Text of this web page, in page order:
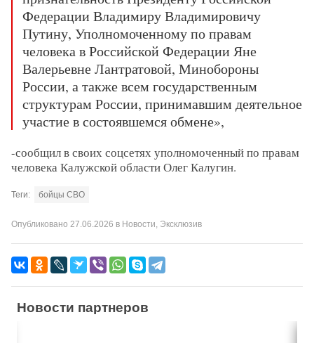
Федерации Владимиру Владимировичу
Путину, Уполномоченному по правам
человека в Российской Федерации Яне
Валерьевне Лантратовой, Минобороны
России, а также всем государственным
структурам России, принимавшим деятельное
участие в состоявшемся обмене»,
-сообщил в своих соцсетях уполномоченный по правам
человека Калужской области Олег Калугин.
Теги: бойцы СВО
Опубликовано 27.06.2026 в Новости, Эксклюзив
Новости партнеров